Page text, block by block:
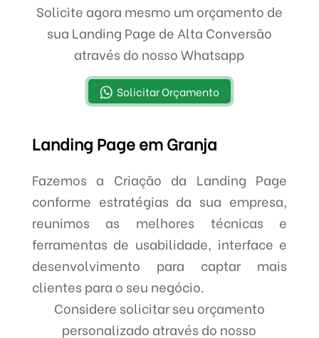
Solicite agora mesmo um orçamento de
sua Landing Page de Alta Conversão
através do nosso Whatsapp
Solicitar Orçamento
Landing Page em Granja
Fazemos a Criação da Landing Page
conforme estratégias da sua empresa,
reunimos as melhores técnicas e
ferramentas de usabilidade, interface e
desenvolvimento para captar mais
clientes para o seu negócio.
Considere solicitar seu orçamento
personalizado através do nosso